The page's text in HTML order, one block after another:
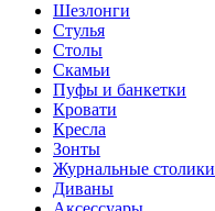
Шезлонги
Стулья
Столы
Скамьи
Пуфы и банкетки
Кровати
Кресла
Зонты
Журнальные столики
Диваны